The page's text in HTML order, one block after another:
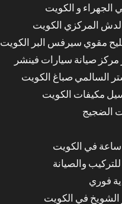
الجهراء و الكويت
المركزي الكويت
مقوي سيرفس البر الكويت
صيانة سيارات فينشر
السالمي صباغ الكويت
مكيفات الكويت
الضجيج
والصيانة
فوري
في الكويت